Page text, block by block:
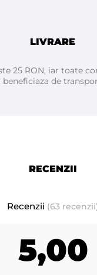
LIVRARE
25 RON, iar toate
beneficiaza de
RECENZII
Recenzii (63
5,00